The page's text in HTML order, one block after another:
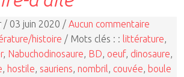
/ 03 juin 2020 / Aucun commentaire
histoire / Mots clés : : littérature
, Nabuchodinosaure BD oeuf, dinosaure
hostile sauriens nombril couvée
boule